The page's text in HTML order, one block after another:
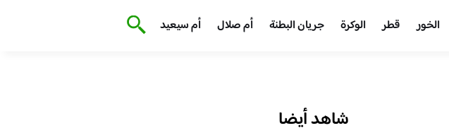
الخور قطر الوكرة جريان البطنة أم صلال أم سيعيد
شاهد أيضا